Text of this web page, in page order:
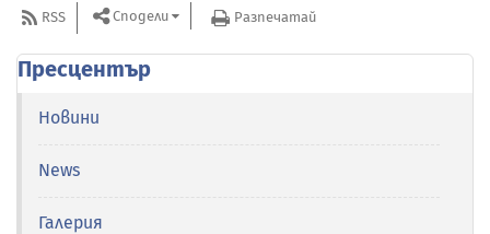
RSS Сподели Разпечатай
Пресцентър
Новини
News
Галерия